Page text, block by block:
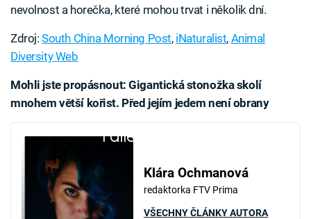
nevolnost a horečka, které mohou trvat i několik dní.
Zdroj:South China Morning Post, iNaturalist, Animal
Diversity Web
Mohli jste propásnout: Gigantická stonožka skolí
mnohem větší kořist. Před jejím jedem není obrany
Failed to fetch
Klára Ochmanová
redaktorka FTV Prima
VŠECHNY ČLÁNKY AUTORA